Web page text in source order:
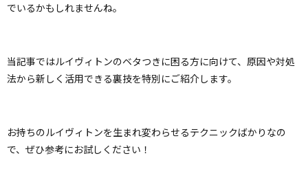
でいるかもしれませんね。
当記事ではルイヴィトンのベタつきに困る方に向けて、原因や対処
法から新しく活用できる裏技を特別にご紹介します。
お持ちのルイヴィトンを生まれ変わらせるテクニックばかりなの
で、ぜひ参考にお試しください！